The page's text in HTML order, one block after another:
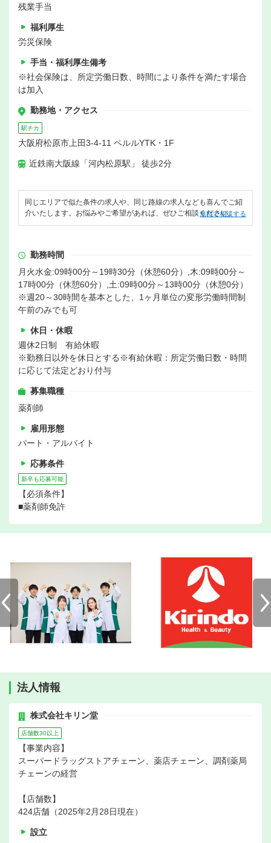
残業手当
福利厚生
労災保険
手当・福利厚生備考
※社会保険は、所定労働日数、時間により条件を満たす場合
は加入
勤務地・アクセス
駅チカ
大阪府松原市上田3-4-11 ペルルYTK・1F
近鉄南大阪線「河内松原駅」 徒歩2分
同じエリアで似た条件の求人や、同じ路線の求人なども喜んでご紹
介いたします。お悩みやご希望があれば、ぜひご相談ください。
無料で相談する
勤務時間
月火水金:09時00分～19時30分（休憩60分）,木:09時00分～
17時00分（休憩60分）,土:09時00分～13時00分（休憩0分）
※週20～30時間を基本とした、1ヶ月単位の変形労働時間制
午前のみでも可
休日・休暇
週休2日制 有給休暇
※勤務日以外を休日とする※有給休暇：所定労働日数・時間
に応じて法定どおり付与
募集職種
薬剤師
雇用形態
パート・アルバイト
応募条件
新卒も応募可能
【必須条件】
■薬剤師免許
法人情報
株式会社キリン堂
店舗数30以上
【事業内容】
スーパードラッグストアチェーン、薬店チェーン、調剤薬局
チェーンの経営
【店舗数】
424店舗（2025年2月28日現在）
設立